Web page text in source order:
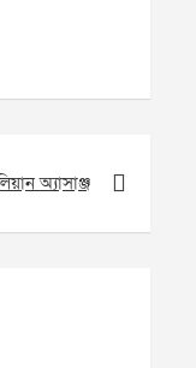
অ্যাসাঞ্জ